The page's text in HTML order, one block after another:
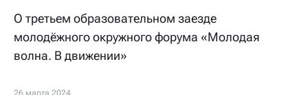
О третьем образовательном заезде
молодёжного окружного форума «Молодая
волна. В движении»
26 марта 2024